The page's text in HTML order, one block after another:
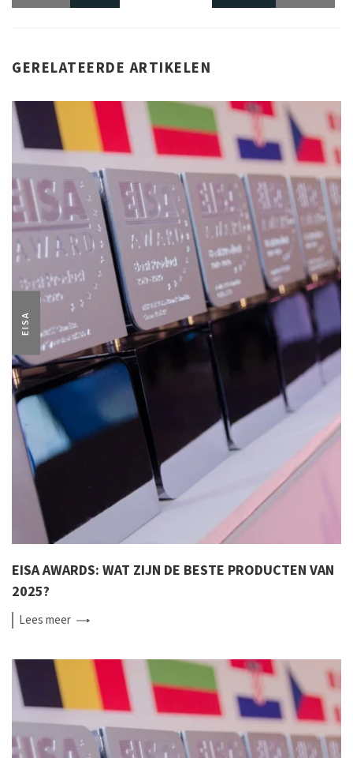
GERELATEERDE ARTIKELEN
EISA
EISA AWARDS: WAT ZIJN DE BESTE PRODUCTEN VAN
2025?
Leesmeer